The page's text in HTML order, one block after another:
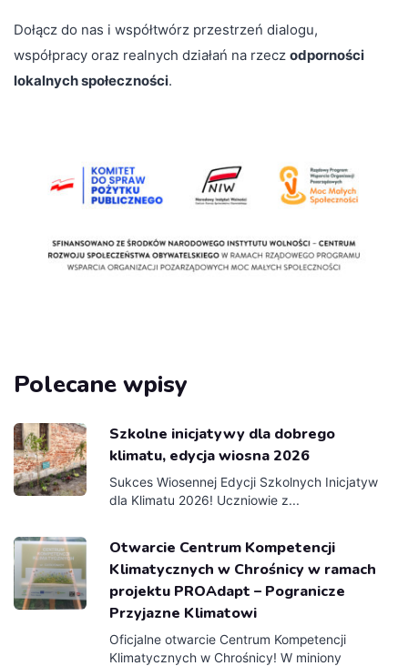
Dołącz do nas i współtwórz przestrzeń dialogu,
współpracy oraz realnych działań na rzecz odporności
lokalnych społeczności.
Polecane wpisy
Szkolne inicjatywy dla dobrego
klimatu, edycja wiosna 2026
Sukces Wiosennej Edycji Szkolnych Inicjatyw
dla Klimatu 2026! Uczniowie z...
Otwarcie Centrum Kompetencji
Klimatycznych w Chrośnicy w ramach
projektu PROAdapt – Pogranicze
Przyjazne Klimatowi
Oficjalne otwarcie Centrum Kompetencji
Klimatycznych w Chrośnicy! W miniony